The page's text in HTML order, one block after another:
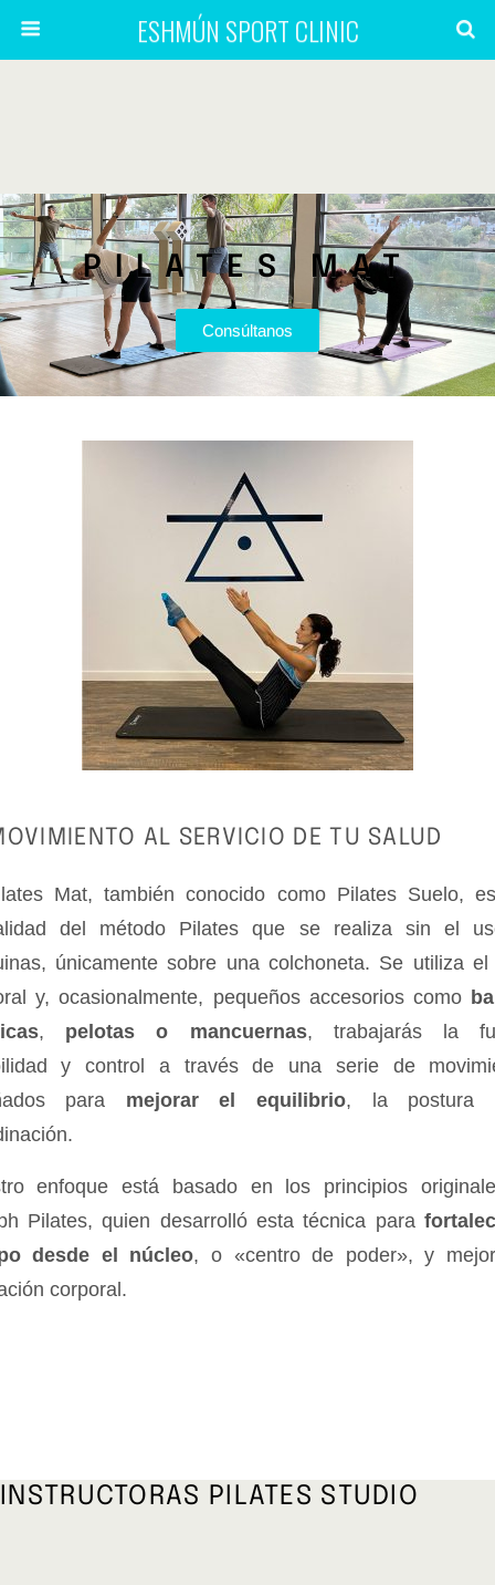
ESHMÚN SPORT CLINIC
PILATES MAT
Consúltanos
AL SERVICIO DE TU SALUD
Mat, también conocido como Pilates Suelo,
del método Pilates que se realiza sin el
únicamente sobre una colchoneta. Se utiliza el
y, ocasionalmente, pequeños accesorios como
, pelotas o mancuernas, trabajarás la
y control a través de una serie de
para mejorar el equilibrio, la postura
enfoque está basado en los principios
Pilates, quien desarrolló esta técnica para
desde el núcleo, o «centro de poder», y
corporal.
INSTRUCTORAS PILATES STUDIO